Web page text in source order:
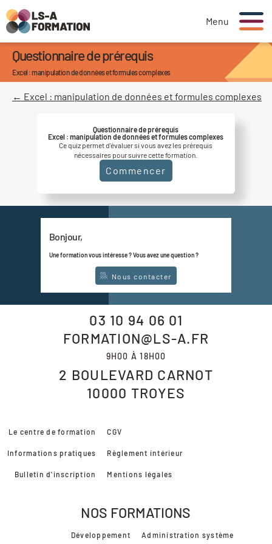
Menu
Questionnaire de prérequis
Excel : manipulation de données et formules complexes
← Excel : manipulation de données et formules complexes
Questionnaire de prérequis
Excel : manipulation de données et formules complexes
Ce quiz permet d'évaluer si vous avez les prérequis
nécessaires pour suivre cette formation.
Commencer
Bonjour,
Une formation vous intéresse ? Vous avez une question ?
Nous contacter
03 10 94 06 01
FORMATION@LS-A.FR
2 BOULEVARD CARNOT
10000 TROYES
9H00 À 18H00
Le centre de formation
Informations pratiques
Bulletin d'inscription
CGV
Règlement intérieur
Mentions légales
NOS FORMATIONS
Développement Administration système